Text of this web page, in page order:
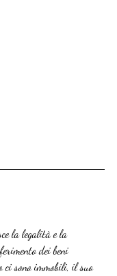
la legalità e la
dei beni
ci sono immobili, il suo